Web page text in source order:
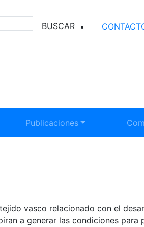
BUSCAR EN ELANKIDETZA
Mostrar submenú:
Publicaciones
vasco relacionado con el
a generar las condiciones para